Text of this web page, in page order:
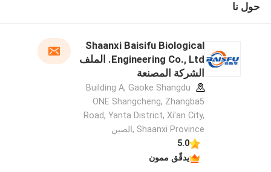
حول نا
Shaanxi Baisifu Biological
Engineering Co., Ltd. الملف
الشركة المصنعة
Building A, Gaoke Shangdu
ONE Shangcheng, Zhangba5
Road, Yanta District, Xi'an City,
Shaanxi Province ,الصين
5.0
يدقّق ممون